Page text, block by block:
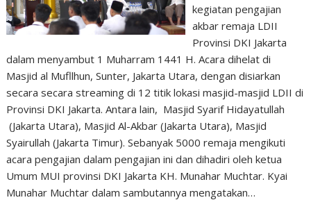
kegiatan pengajian
akbar remaja LDII
Provinsi DKI Jakarta
dalam menyambut 1 Muharram 1441 H. Acara dihelat di
Masjid al Mufllhun, Sunter, Jakarta Utara, dengan disiarkan
secara secara streaming di 12 titik lokasi masjid-masjid LDII di
Provinsi DKI Jakarta. Antara lain, Masjid Syarif Hidayatullah
(Jakarta Utara), Masjid Al-Akbar (Jakarta Utara), Masjid
Syairullah (Jakarta Timur). Sebanyak 5000 remaja mengikuti
acara pengajian dalam pengajian ini dan dihadiri oleh ketua
Umum MUI provinsi DKI Jakarta KH. Munahar Muchtar. Kyai
Munahar Muchtar dalam sambutannya mengatakan…